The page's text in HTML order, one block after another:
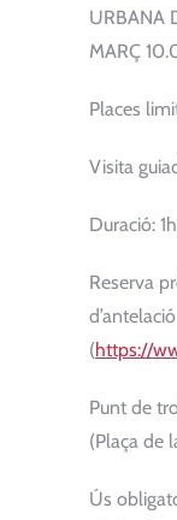
URBANA
MARÇ
Places
Visita
Duració:
Reserva
d’antelació
(https://
Punt de
(Plaça de
Ús